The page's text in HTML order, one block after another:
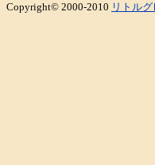
Copyright© 2000-2010 リトルグ